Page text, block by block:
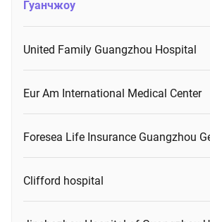
Гуанчжоу
United Family Guangzhou Hospital
Eur Am International Medical Center
Foresea Life Insurance Guangzhou
Сlifford hospital